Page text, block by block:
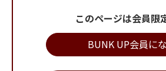
このページは会員限
BUNK UP会員に